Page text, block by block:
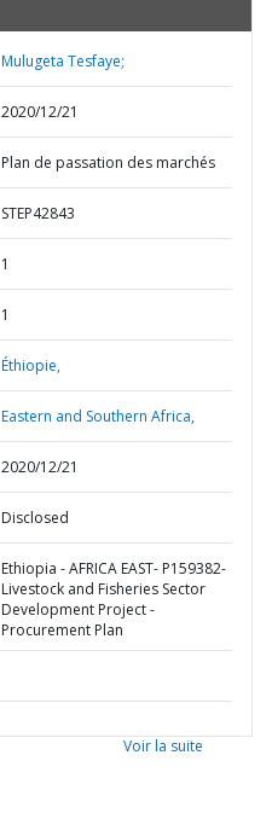
Mulugeta Tesfaye;
2020/12/21
Plan de passation des marchés
STEP42843
1
1
Éthiopie,
Eastern and Southern Africa,
2020/12/21
Disclosed
Ethiopia - AFRICA EAST- P159382-
Livestock and Fisheries Sector
Development Project -
Procurement Plan
Voir la suite